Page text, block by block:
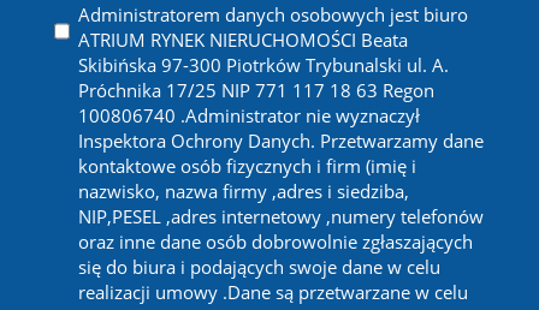
Administratorem danych osobowych jest biuro
ATRIUM RYNEK NIERUCHOMOŚCI Beata
Skibińska 97-300 Piotrków Trybunalski ul. A.
Próchnika 17/25 NIP 771 117 18 63 Regon
100806740 .Administrator nie wyznaczył
Inspektora Ochrony Danych. Przetwarzamy dane
kontaktowe osób fizycznych i firm (imię i
nazwisko, nazwa firmy ,adres i siedziba,
NIP,PESEL ,adres internetowy ,numery telefonów
oraz inne dane osób dobrowolnie zgłaszających
się do biura i podających swoje dane w celu
realizacji umowy .Dane są przetwarzane w celu